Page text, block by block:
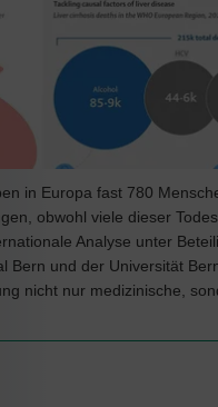
in Europa fast 780
obwohl viele dieser
Analyse unter
Bern und der Universität
nicht nur medizinische,